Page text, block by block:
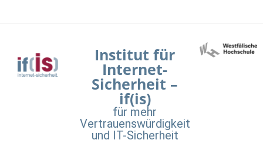
Institut für
Internet-
Sicherheit –
if(is)
für mehr
Vertrauenswürdigkeit
und IT-Sicherheit